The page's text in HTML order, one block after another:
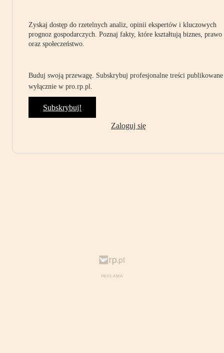
Zyskaj dostęp do rzetelnych analiz, opinii ekspertów i kluczowych
prognoz gospodarczych. Poznaj fakty, które kształtują biznes, prawo
oraz społeczeństwo.
Buduj swoją przewagę. Subskrybuj profesjonalne treści publikowane
wyłącznie w pro.rp.pl.
Subskrybuj!
Zaloguj się